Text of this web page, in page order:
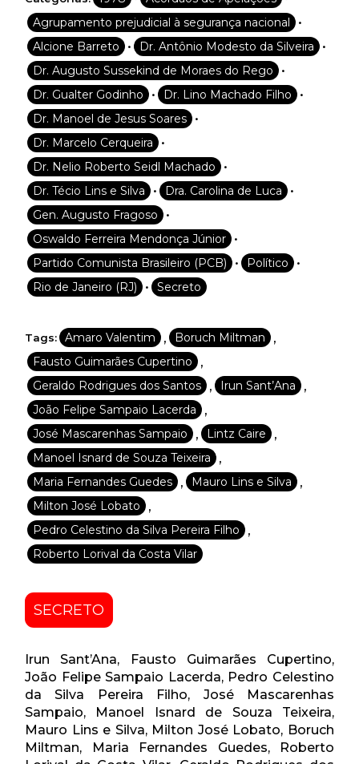
Agrupamento prejudicial à segurança nacional •
Alcione Barreto • Dr. Antônio Modesto da Silveira •
Dr. Augusto Sussekind de Moraes do Rego •
Dr. Gualter Godinho • Dr. Lino Machado Filho •
Dr. Manoel de Jesus Soares •
Dr. Marcelo Cerqueira •
Dr. Nelio Roberto Seidl Machado •
Dr. Técio Lins e Silva • Dra. Carolina de Luca •
Gen. Augusto Fragoso •
Oswaldo Ferreira Mendonça Júnior •
Partido Comunista Brasileiro (PCB) • Político •
Rio de Janeiro (RJ) • Secreto
Tags: Amaro Valentim , Boruch Miltman ,
Fausto Guimarães Cupertino ,
Geraldo Rodrigues dos Santos , Irun Sant’Ana ,
João Felipe Sampaio Lacerda ,
José Mascarenhas Sampaio , Lintz Caire ,
Manoel Isnard de Souza Teixeira ,
Maria Fernandes Guedes , Mauro Lins e Silva ,
Milton José Lobato ,
Pedro Celestino da Silva Pereira Filho ,
Roberto Lorival da Costa Vilar
SECRETO
Irun Sant’Ana, Fausto Guimarães Cupertino,
João Felipe Sampaio Lacerda, Pedro Celestino
da Silva Pereira Filho, José Mascarenhas
Sampaio, Manoel Isnard de Souza Teixeira,
Mauro Lins e Silva, Milton José Lobato, Boruch
Miltman, Maria Fernandes Guedes, Roberto